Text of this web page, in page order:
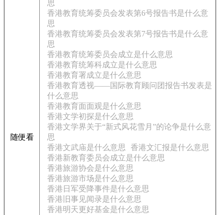
随便看
思
香港教育统筹委员会发表第6号报告书是什么意
思
香港教育统筹委员会发表第7号报告书是什么意
思
香港教育统筹委员会成立是什么意思
香港教育统筹科成立是什么意思
香港教育署成立是什么意思
香港教育透视——国际教育顾问团报告书发表是
什么意思
香港教育面面观是什么意思
香港文学初探是什么意思
香港文学界关于“新式风花雪月”的论争是什么意
思
香港文武庙是什么意思
香港文汇报是什么意思
香港新教育委员会成立是什么意思
香港旅游协会是什么意思
香港旅游市场是什么意思
香港日军受降事件是什么意思
香港旧事见闻录是什么意思
香港明天更好基金是什么意思